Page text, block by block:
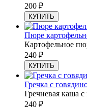
200 ₽
КУПИТЬ
Пюре
Картофельное
240 ₽
КУПИТЬ
Гречка с
Гречневая каша
240 ₽